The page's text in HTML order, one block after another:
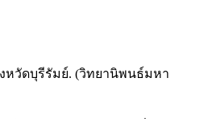
หวัดบุรีรัมย์. (วิทยานิพนธ์มหา